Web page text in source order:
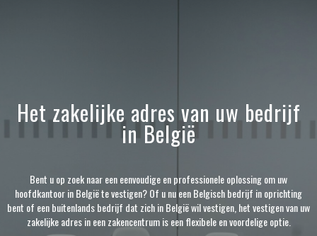
Het zakelijke adres van uw bedrijf
in België
Bent u op zoek naar een eenvoudige en professionele oplossing om uw
hoofdkantoor in België te vestigen? Of u nu een Belgisch bedrijf in oprichting
bent of een buitenlands bedrijf dat zich in België wil vestigen, het vestigen van uw
zakelijke adres in een zakencentrum is een flexibele en voordelige optie.